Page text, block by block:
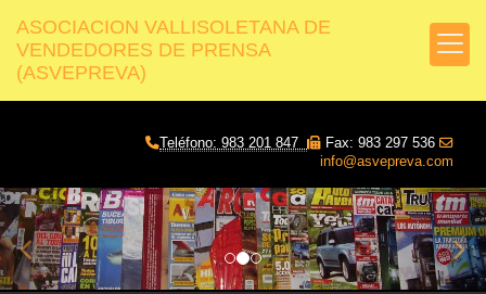
ASOCIACION VALLISOLETANA DE
VENDEDORES DE PRENSA
(ASVEPREVA)
Teléfono: 983 201 847
Fax: 983 297 536
info@asvepreva.com
prev